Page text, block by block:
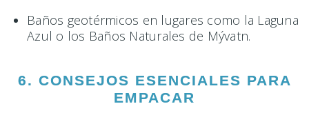
Baños geotérmicos en lugares como la Laguna
Azul o los Baños Naturales de Mývatn.
6. CONSEJOS ESENCIALES PARA
EMPACAR